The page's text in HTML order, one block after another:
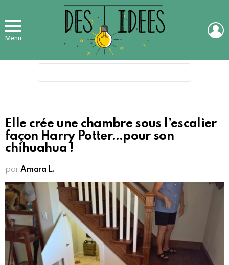
Menu
Elle crée une chambre sous l’escalier
façon Harry Potter…pour son
chihuahua !
par Amara L.